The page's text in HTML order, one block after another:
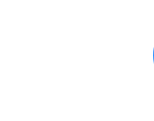
которая тоже